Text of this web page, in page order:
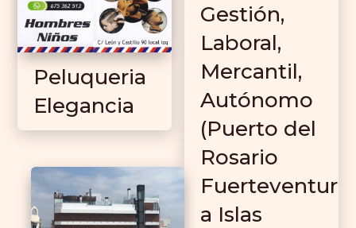
Gestión,
Laboral,
Mercantil,
Autónomo
(Puerto del
Rosario
Fuerteventur
a Islas
Peluqueria
Elegancia